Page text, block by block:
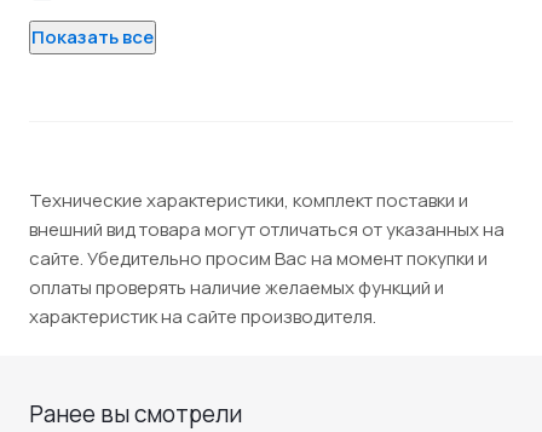
Показать все
Технические характеристики, комплект поставки и
внешний вид товара могут отличаться от указанных на
сайте. Убедительно просим Вас на момент покупки и
оплаты проверять наличие желаемых функций и
характеристик на сайте производителя.
Ранее вы смотрели